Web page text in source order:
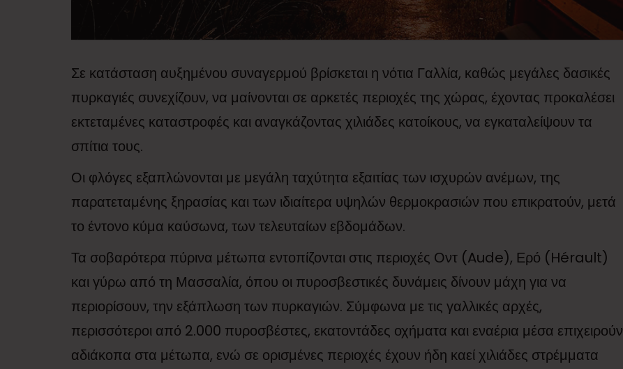
Σε κατάσταση αυξημένου συναγερμού βρίσκεται η νότια Γαλλία, καθώς μεγάλες δασικές
πυρκαγιές συνεχίζουν, να μαίνονται σε αρκετές περιοχές της χώρας, έχοντας προκαλέσει
εκτεταμένες καταστροφές και αναγκάζοντας χιλιάδες κατοίκους, να εγκαταλείψουν τα
σπίτια τους.
Οι φλόγες εξαπλώνονται με μεγάλη ταχύτητα εξαιτίας των ισχυρών ανέμων, της
παρατεταμένης ξηρασίας και των ιδιαίτερα υψηλών θερμοκρασιών που επικρατούν, μετά
το έντονο κύμα καύσωνα, των τελευταίων εβδομάδων.
Τα σοβαρότερα πύρινα μέτωπα εντοπίζονται στις περιοχές Οντ (Aude), Ερό (Hérault)
και γύρω από τη Μασσαλία, όπου οι πυροσβεστικές δυνάμεις δίνουν μάχη για να
περιορίσουν, την εξάπλωση των πυρκαγιών. Σύμφωνα με τις γαλλικές αρχές,
περισσότεροι από 2.000 πυροσβέστες, εκατοντάδες οχήματα και εναέρια μέσα επιχειρούν
αδιάκοπα στα μέτωπα, ενώ σε ορισμένες περιοχές έχουν ήδη καεί χιλιάδες στρέμματα